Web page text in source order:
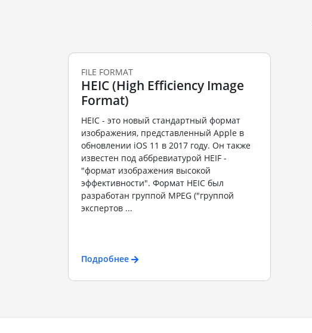
FILE FORMAT
HEIC (High Efficiency Image
Format)
HEIC - это новый стандартный формат
изображения, представленный Apple в
обновлении iOS 11 в 2017 году. Он также
известен под аббревиатурой HEIF -
"формат изображения высокой
эффективности". Формат HEIC был
разработан группой MPEG ("группой
экспертов ...
Подробнее